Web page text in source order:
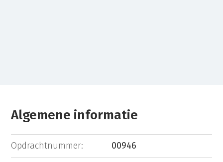
Algemene informatie
Opdrachtnummer: 00946